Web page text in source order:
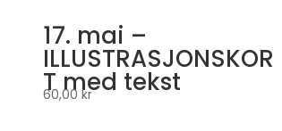
17. mai –
ILLUSTRASJONSKOR
T med tekst
60,00 kr